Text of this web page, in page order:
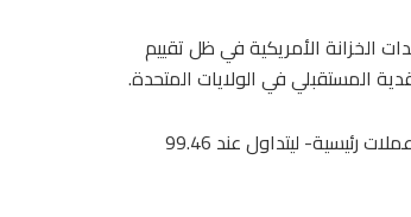
الخزانة الأمريكية في ظل تقييم
المستقبلي في الولايات المتحدة.
بينما استقر مؤشر الدولار -الذي يقيس أداء العملة الأمريكية أمام سلة من ست عملات رئيسية- ليتداول عند 99.46